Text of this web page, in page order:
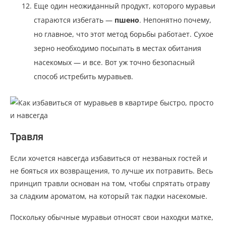
Еще один неожиданный продукт, которого муравьи
стараются избегать — пшено. Непонятно почему,
но главное, что этот метод борьбы работает. Сухое
зерно необходимо посыпать в местах обитания
насекомых — и все. Вот уж точно безопасный
способ истребить муравьев.
Травля
Если хочется навсегда избавиться от незваных гостей и
не бояться их возвращения, то лучше их потравить. Весь
принцип травли основан на том, чтобы спрятать отраву
за сладким ароматом, на который так падки насекомые.
Поскольку обычные муравьи относят свои находки матке,